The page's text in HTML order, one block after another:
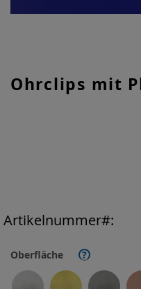
Ohrclips mit
Oberfläche ?
Artikelnummer
Anfang